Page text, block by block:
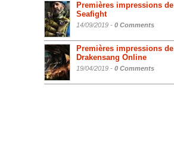
Premières impressions de
Seafight
14/09/2019 - 0 Comments
Premières impressions de
Drakensang Online
19/04/2019 - 0 Comments